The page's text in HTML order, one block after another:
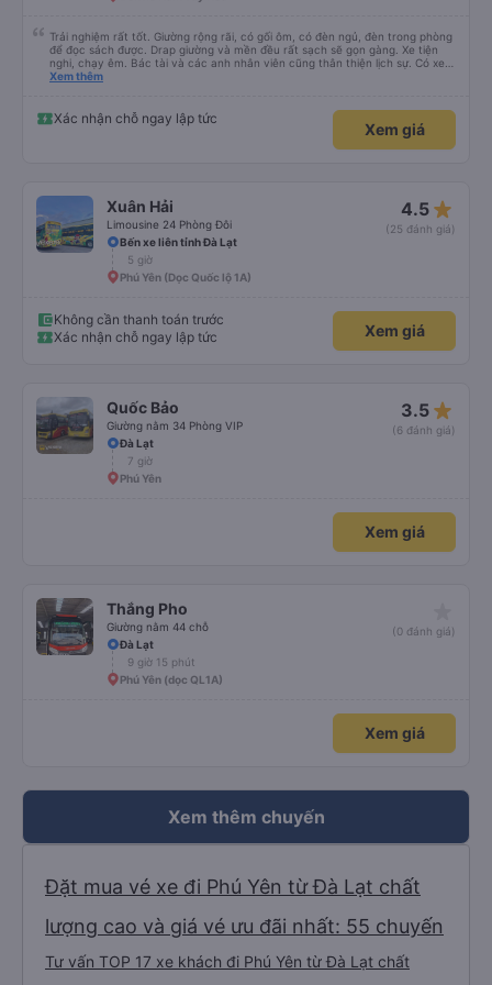
Trải nghiệm rất tốt. Giường rộng rãi, có gối ôm, có đèn ngủ, đèn trong phòng
để đọc sách được. Drap giường và mền đều rất sạch sẽ gọn gàng. Xe tiện
nghi, chạy êm. Bác tài và các anh nhân viên cũng thân thiện lịch sự. Có xe
trung chuyển về nội thành thành phố tuy hoà rất tiện. Giá vé hợp lý. Nói
Xem thêm
Xác nhận chỗ ngay lập tức
Xem giá
Xuân Hải
Limousine 24 Phòng Đôi
4.5 star_rate
(25 đánh giá)
Bến xe liên tỉnh Đà Lạt
5 giờ
Phú Yên (Dọc Quốc lộ 1A)
Không cần thanh toán trước
Xác nhận chỗ ngay lập tức
Xem giá
Quốc Bảo
Giường nằm 34 Phòng VIP
3.5 star_rate
(6 đánh giá)
Đà Lạt
7 giờ
Phú Yên
Xem giá
Thắng Pho
Giường nằm 44 chỗ
(0 đánh giá)
Đà Lạt
9 giờ 15 phút
Phú Yên (dọc QL1A)
Xem giá
Xem thêm chuyến
Đặt mua vé xe đi Phú Yên từ Đà Lạt chất
lượng cao và giá vé ưu đãi nhất: 55 chuyến
Tư vấn TOP 17 xe khách đi Phú Yên từ Đà Lạt chất